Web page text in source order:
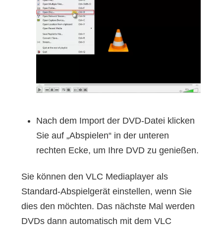
Nach dem Import der DVD-Datei klicken
Sie auf „Abspielen“ in der unteren
rechten Ecke, um Ihre DVD zu genießen.
Sie können den VLC Mediaplayer als
Standard-Abspielgerät einstellen, wenn Sie
dies den möchten. Das nächste Mal werden
DVDs dann automatisch mit dem VLC